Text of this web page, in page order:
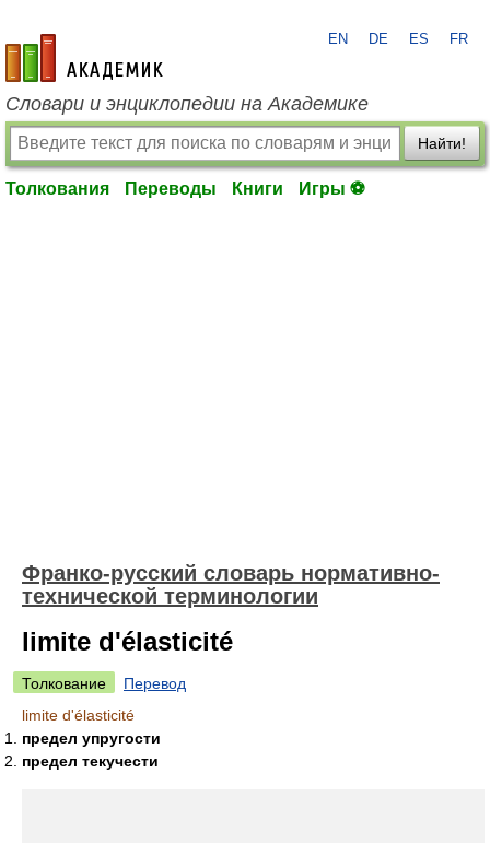
academic.ru
EN DE ES FR
Словари и энциклопедии на Академике
Найти!
Толкования Переводы Книги Игры ⚽
Франко-русский словарь нормативно-
технической терминологии
limite d'élasticité
Толкование
Перевод
limite d'élasticité
предел упругости
предел текучести